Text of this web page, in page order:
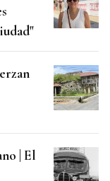
| El